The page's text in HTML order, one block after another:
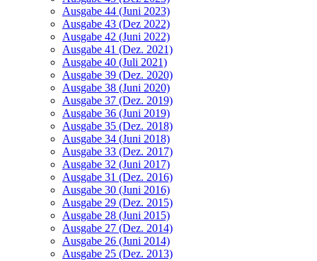
Ausgabe 44 (Juni 2023)
Ausgabe 43 (Dez 2022)
Ausgabe 42 (Juni 2022)
Ausgabe 41 (Dez. 2021)
Ausgabe 40 (Juli 2021)
Ausgabe 39 (Dez. 2020)
Ausgabe 38 (Juni 2020)
Ausgabe 37 (Dez. 2019)
Ausgabe 36 (Juni 2019)
Ausgabe 35 (Dez. 2018)
Ausgabe 34 (Juni 2018)
Ausgabe 33 (Dez. 2017)
Ausgabe 32 (Juni 2017)
Ausgabe 31 (Dez. 2016)
Ausgabe 30 (Juni 2016)
Ausgabe 29 (Dez. 2015)
Ausgabe 28 (Juni 2015)
Ausgabe 27 (Dez. 2014)
Ausgabe 26 (Juni 2014)
Ausgabe 25 (Dez. 2013)